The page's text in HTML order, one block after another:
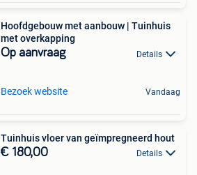
Hoofdgebouw met aanbouw | Tuinhuis
met overkapping
Op aanvraag Details
Bezoek website Vandaag
Tuinhuis vloer van geïmpregneerd hout
€ 180,00 Details